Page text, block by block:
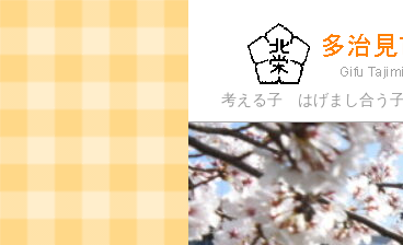
多治見市立
考える子 はげまし合う